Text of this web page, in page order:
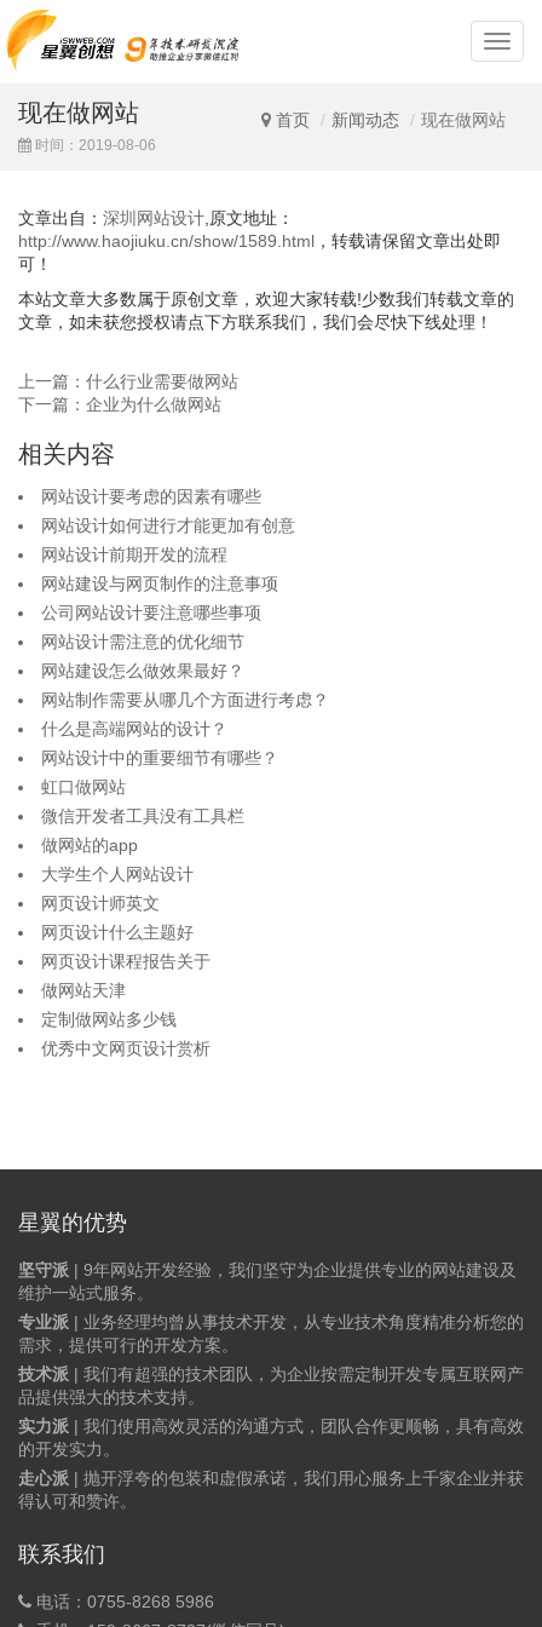
深
圳
站
设
首页 新闻动态 现在做网站
现在做网站
时间：2019-08-06
文章出自： 深圳网站设计 ,原文地址：
http://www.haojiuku.cn/show/1589.html ，转载请保留文章出处即
可！
本站文章大多数属于原创文章，欢迎大家转载!少数我们转载文章的
文章，如未获您授权请点下方联系我们，我们会尽快下线处理！
上一篇：什么行业需要做网站
下一篇：企业为什么做网站
相关内容
网站设计要考虑的因素有哪些
网站设计如何进行才能更加有创意
网站设计前期开发的流程
网站建设与网页制作的注意事项
公司网站设计要注意哪些事项
网站设计需注意的优化细节
网站建设怎么做效果最好？
网站制作需要从哪几个方面进行考虑？
什么是高端网站的设计？
网站设计中的重要细节有哪些？
虹口做网站
微信开发者工具没有工具栏
做网站的app
大学生个人网站设计
网页设计师英文
网页设计什么主题好
网页设计课程报告关于
做网站天津
定制做网站多少钱
优秀中文网页设计赏析
星翼的优势
坚守派 | 9年网站开发经验，我们坚守为企业提供专业的网站建设及
维护一站式服务。
专业派 | 业务经理均曾从事技术开发，从专业技术角度精准分析您的
需求，提供可行的开发方案。
技术派 | 我们有超强的技术团队，为企业按需定制开发专属互联网产
品提供强大的技术支持。
实力派 | 我们使用高效灵活的沟通方式，团队合作更顺畅，具有高效
的开发实力。
走心派 | 抛开浮夸的包装和虚假承诺，我们用心服务上千家企业并获
得认可和赞许。
联系我们
电话：0755-8268 5986